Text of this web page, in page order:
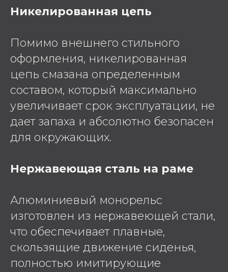
Никелированная цепь
Помимо внешнего стильного
оформления, никелированная
цепь смазана определенным
составом, который максимально
увеличивает срок эксплуатации, не
дает запаха и абсолютно безопасен
для окружающих.
Нержавеющая сталь на раме
Алюминиевый монорельс
изготовлен из нержавеющей стали,
что обеспечивает плавные,
скользящие движение сиденья,
полностью имитирующие